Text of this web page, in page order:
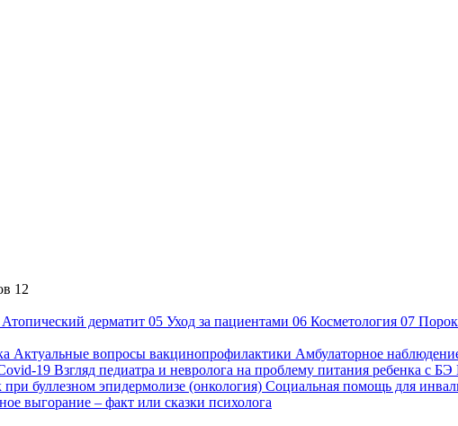
12
Атопический дерматит 05 Уход за пациентами 06 Косметология 07
Актуальные вопросы вакцинопрофилактики Амбулаторное
19 Взгляд педиатра и невролога на проблему питания ребенка с БЭ
при буллезном эпидермолизе (онкология) Социальная помощь для
выгорание – факт или сказки психолога